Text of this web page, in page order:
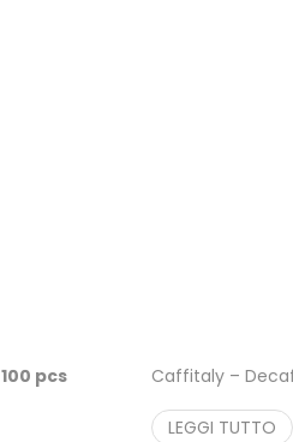
100 pcs Caffitaly –
LEGGI TUTTO